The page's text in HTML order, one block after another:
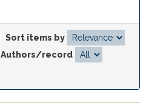
Sort items by
Authors/record